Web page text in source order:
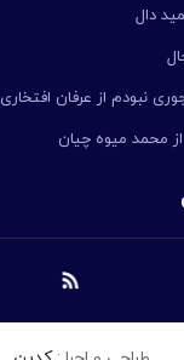
دال
نبودم از عرفان افتخاری
محمد میوه چیان